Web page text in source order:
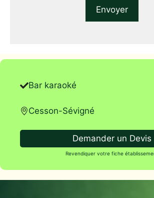
Bar karaoké
Cesson-Sévigné
Demander un Devis
Revendiquer votre fiche